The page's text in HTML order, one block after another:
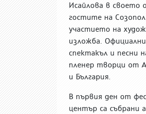
Исайлова в своето
гостите на
участието на
изложба.
спектакъл и песни
пленер творци от
и България.
В първия ден от
център са събрани